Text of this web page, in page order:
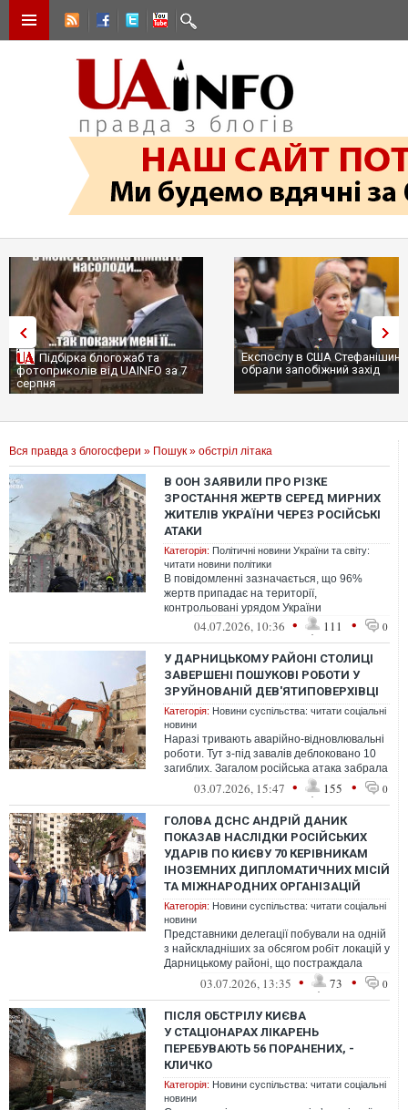
Підбірка блогожаб та
фотоприколів від UAINFO за 7
серпня
Експослу в США
обрали запобіжний захід
Вся правда з блогосфери » Пошук » обстріл літака
В ООН ЗАЯВИЛИ ПРО РІЗКЕ
ЗРОСТАННЯ ЖЕРТВ СЕРЕД МИРНИХ
ЖИТЕЛІВ УКРАЇНИ ЧЕРЕЗ РОСІЙСЬКІ
АТАКИ
Категорія: Політичні новини України та світу:
читати новини політики
В повідомленні зазначається, що 96%
жертв припадає на території,
контрольовані урядом України
04.07.2026, 10:36 • 111 • 0
У ДАРНИЦЬКОМУ РАЙОНІ СТОЛИЦІ
ЗАВЕРШЕНІ ПОШУКОВІ РОБОТИ У
ЗРУЙНОВАНІЙ ДЕВ'ЯТИПОВЕРХІВЦІ
Категорія: Новини суспільства: читати соціальні
новини
Наразі тривають аварійно-відновлювальні
роботи. Тут з-під завалів деблоковано 10
загиблих. Загалом російська атака забрала
життя 30 людей.
03.07.2026, 15:47 • 155 • 0
ГОЛОВА ДСНС АНДРІЙ ДАНИК
ПОКАЗАВ НАСЛІДКИ РОСІЙСЬКИХ
УДАРІВ ПО КИЄВУ 70 КЕРІВНИКАМ
ІНОЗЕМНИХ ДИПЛОМАТИЧНИХ МІСІЙ
ТА МІЖНАРОДНИХ ОРГАНІЗАЦІЙ
Категорія: Новини суспільства: читати соціальні
новини
Представники делегації побували на одній
з найскладніших за обсягом робіт локацій у
Дарницькому районі, що постраждала
внаслідок обстрілу рф.
03.07.2026, 13:35 • 73 • 0
ПІСЛЯ ОБСТРІЛУ КИЄВА
У СТАЦІОНАРАХ ЛІКАРЕНЬ
ПЕРЕБУВАЮТЬ 56 ПОРАНЕНИХ, -
КЛИЧКО
Категорія: Новини суспільства: читати соціальні
новини